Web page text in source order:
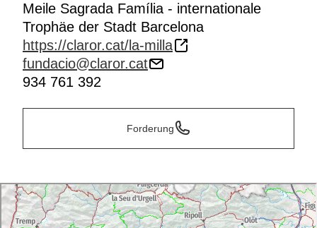
Meile Sagrada Família - internationale
Trophäe der Stadt Barcelona
https://claror.cat/la-milla
fundacio@claror.cat
934 761 392
Forderung